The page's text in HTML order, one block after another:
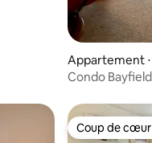
Appartement
Condo
Coup de
Coup de